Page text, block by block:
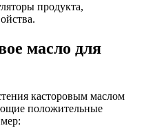
продукта,
масло для
касторовым маслом
положительные